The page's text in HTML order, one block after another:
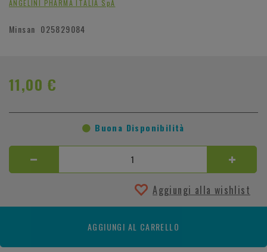
ANGELINI PHARMA ITALIA SpA
Minsan 025829084
11,00 €
Buona Disponibilità
Aggiungi alla wishlist
AGGIUNGI AL CARRELLO